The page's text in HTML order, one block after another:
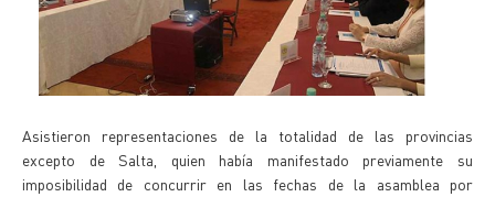
Asistieron representaciones de la totalidad de las provincias
excepto de Salta, quien había manifestado previamente su
imposibilidad de concurrir en las fechas de la asamblea por